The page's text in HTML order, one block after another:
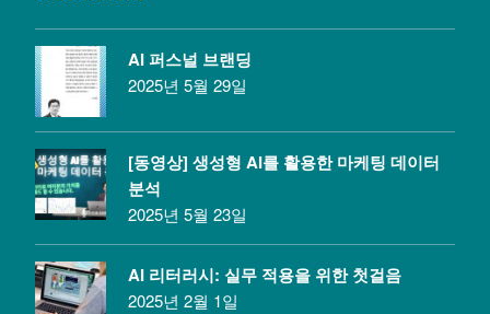
AI 퍼스널 브랜딩
2025년 5월 29일
[동영상] 생성형 AI를 활용한 마케팅 데이터
분석
2025년 5월 23일
AI 리터러시: 실무 적용을 위한 첫걸음
2025년 2월 1일